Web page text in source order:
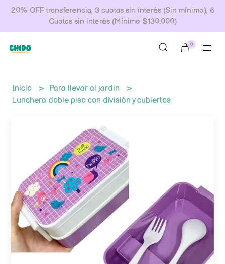
20% OFF transferencia, 3 cuotas sin interés (Sin mínimo), 6
Cuotas sin interés (Mínimo $130.000)
0
Inicio
Para llevar al jardin
Lunchera doble piso con división y cubiertos